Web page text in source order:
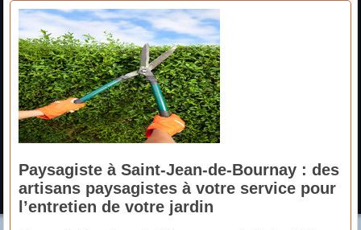
Paysagiste à Saint-Jean-de-Bournay : des
artisans paysagistes à votre service pour
l’entretien de votre jardin